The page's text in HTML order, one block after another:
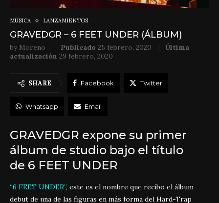
MÚSICA LANZAMIENTOS
GRAVEDGR – 6 FEET UNDER (ÁLBUM)
by Moreno Publicado 25 febrero, 2020
Última
actualización 29 febrero, 2020
SHARE Facebook Twitter
Whatsapp Email
GRAVEDGR expone su primer
álbum de studio bajo el título
de 6 FEET UNDER
“6 FEET UNDER”, este es el nombre que recibo el álbum
debut de una de las figuras en más forma del Hard-Trap